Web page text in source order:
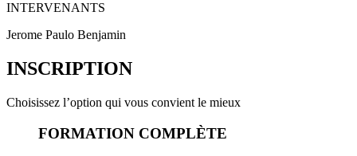
INTERVENANTS
Jerome Paulo Benjamin
INSCRIPTION
Choisissez l’option qui vous convient le mieux
FORMATION COMPLÈTE